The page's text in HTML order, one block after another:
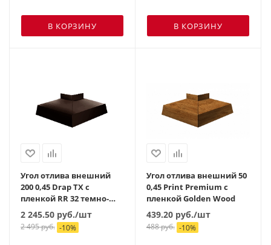
В КОРЗИНУ В КОРЗИНУ
Угол отлива внешний
200 0,45 Drap TX с
пленкой RR 32 темно-
коричневый
2 245.50 руб./шт
2 495руб. -10%
Угол отлива внешний 50
0,45 Print Premium с
пленкой Golden Wood
439.20 руб./шт
488руб. -10%